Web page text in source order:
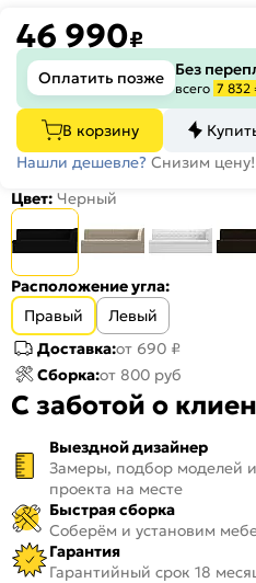
46 990₽
Оплатить позже Без
всего 7 832
В корзину
Нашли дешевле? Снизим цену!
Цвет: Черный
Расположение угла:
Правый
Левый
Доставка:от 690 ₽
Сборка:от 800 руб
С заботой о
Выездной дизайнер
Замеры, подбор моделей
проекта на месте
Быстрая сборка
Соберём и установим
Гарантия
Гарантийный срок 18